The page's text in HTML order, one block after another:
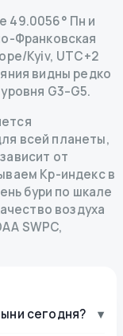
49.0056° Пн и
Франковская
Kyiv, UTC+2
видны редко
G3–G5.
всей планеты,
от
Kp-индекс в
бури по шкале
воздуха
SWPC,
сегодня? ▾